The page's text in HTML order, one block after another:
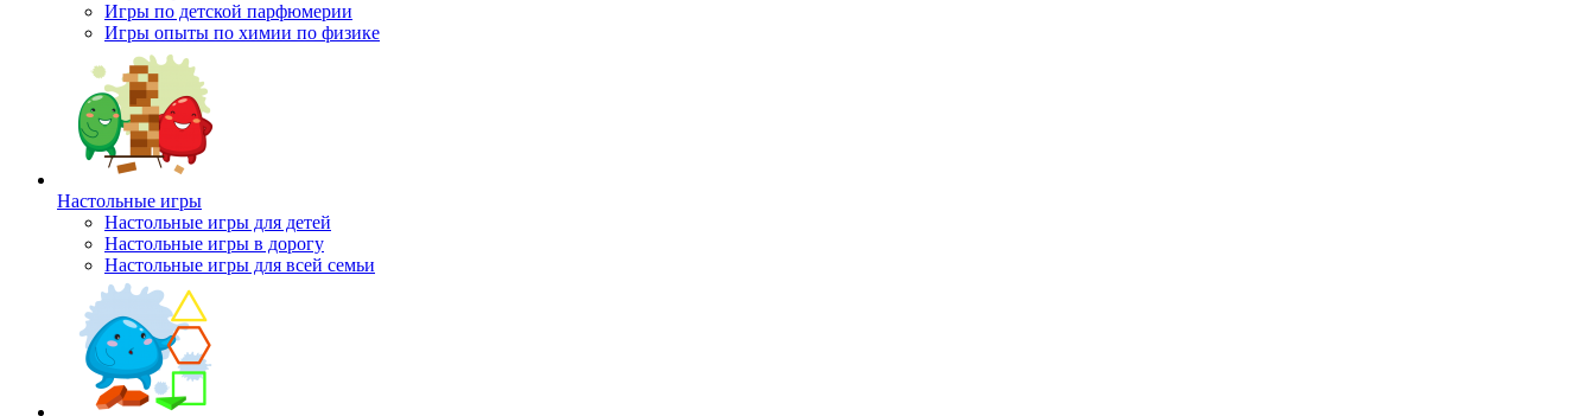
Игры по детской парфюмерии
Игры опыты по химии по физике
Настольные игры
Настольные игры для детей
Настольные игры в дорогу
Настольные игры для всей семьи